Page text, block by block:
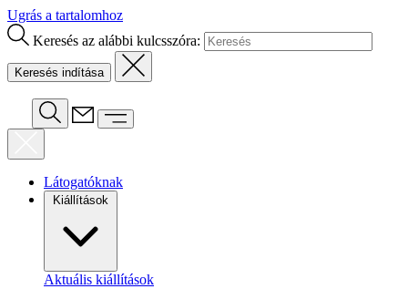
Ugrás a tartalomhoz
Keresés az alábbi kulcsszóra:
Látogatóknak
Kiállítások
Aktuális kiállítások